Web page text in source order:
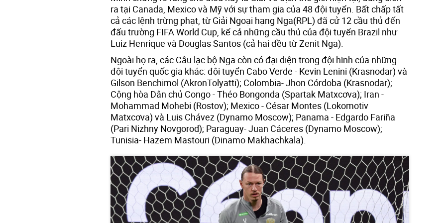
ra tại Canada, Mexico và Mỹ với sự tham gia của 48 đội tuyển. Bất chấp tất
cả các lệnh trừng phạt, từ Giải Ngoại hạng Nga(RPL) đã cử 12 cầu thủ đến
đấu trường FIFA World Cup, kể cả những cầu thủ của đội tuyển Brazil như
Luiz Henrique và Douglas Santos (cả hai đều từ Zenit Nga).
Ngoài họ ra, các Câu lạc bộ Nga còn có đại diện trong đội hình của những
đội tuyển quốc gia khác: đội tuyển Cabo Verde - Kevin Lenini (Krasnodar) và
Gilson Benchimol (AkronTolyatti); Colombia- Jhon Córdoba (Krasnodar);
Cộng hòa Dân chủ Congo - Théo Bongonda (Spartak Matxcơva); Iran -
Mohammad Mohebi (Rostov); Mexico - César Montes (Lokomotiv
Matxcơva) và Luis Chávez (Dynamo Moscow); Panama - Edgardo Fariña
(Pari Nizhny Novgorod); Paraguay- Juan Cáceres (Dynamo Moscow);
Tunisia- Hazem Mastouri (Dinamo Makhachkala).